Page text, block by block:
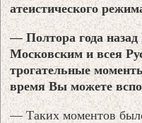
атеистического
— Полтора года
Московским и всея
трогательные
время Вы можете
— Таких моментов